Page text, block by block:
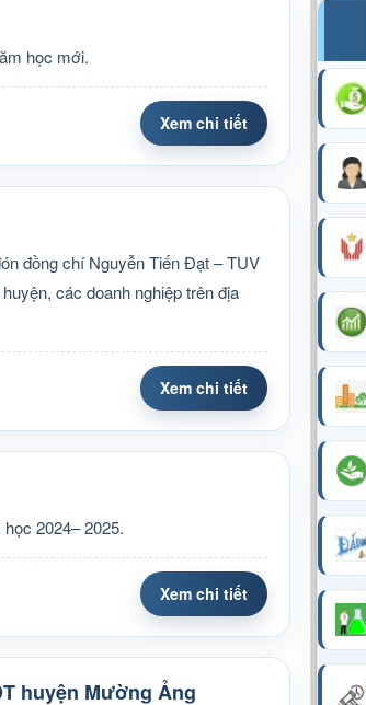
học mới.
Xem chi tiết
đồng chí Nguyễn Tiến Đạt – TUV
các doanh nghiệp trên địa
Xem chi tiết
2024– 2025.
Xem chi tiết
huyện Mường Ảng